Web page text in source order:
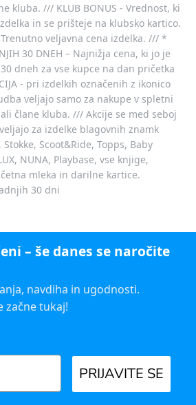
kluba. /// KLUB BONUS - Vrednost, ki
in se prišteje na klubsko kartico.
Trenutno veljavna cena izdelka. /// *
30 DNEH – Najnižja cena, ki jo je
dneh za vse kupce na dan pričetka
- pri izdelkih označenih z ikonico
veljajo samo za nakupe v spletni
člane kluba. /// Akcije se med seboj
za izdelke blagovnih znamk
Scoot&Ride, Topps, Baby
NUNA, Playbase, vse knjige,
mleka in darilne kartice.
30 dni
– še danes se naročite
navdiha in ugodnosti.
začne tukaj!
PRIJAVITE SE